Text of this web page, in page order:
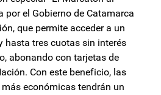
por el Gobierno de Catamarca
que permite acceder a un
hasta tres cuotas sin interés
abonando con tarjetas de
Con este beneficio, las
económicas tendrán un